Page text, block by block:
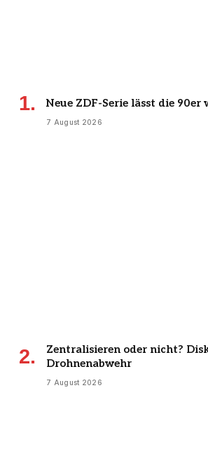
Neue ZDF-Serie lässt die 90er
7 August 2026
Zentralisieren oder nicht?
Drohnenabwehr
7 August 2026